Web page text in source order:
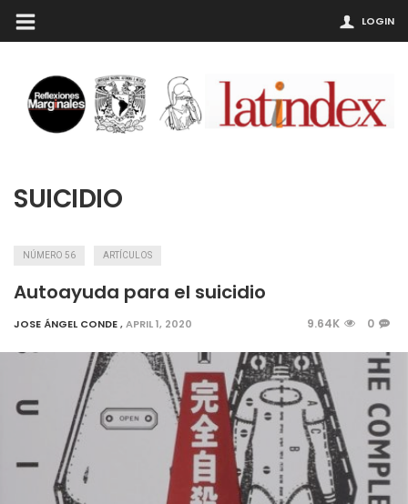
LOGIN
SUICIDIO
NÚMERO 56 ARTÍCULOS
Autoayuda para el suicidio
JOSE ÁNGEL CONDE,APRIL 1, 2020 9.64K 0